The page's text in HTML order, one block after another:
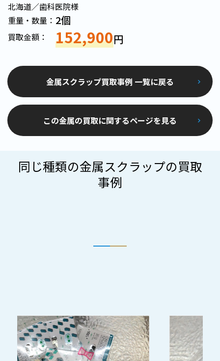
北海道／歯科医院様
重量・数量： 2個
買取金額： 152,900円
金属スクラップ買取事例 一覧に戻る
この金属の買取に関するページを見る
同じ種類の金属スクラップの買取
事例